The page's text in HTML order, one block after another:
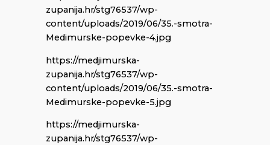
zupanija.hr/stg76537/wp-
content/uploads/2019/06/35.-smotra-
Medimurske-popevke-4.jpg
https://medjimurska-
zupanija.hr/stg76537/wp-
content/uploads/2019/06/35.-smotra-
Medimurske-popevke-5.jpg
https://medjimurska-
zupanija.hr/stg76537/wp-